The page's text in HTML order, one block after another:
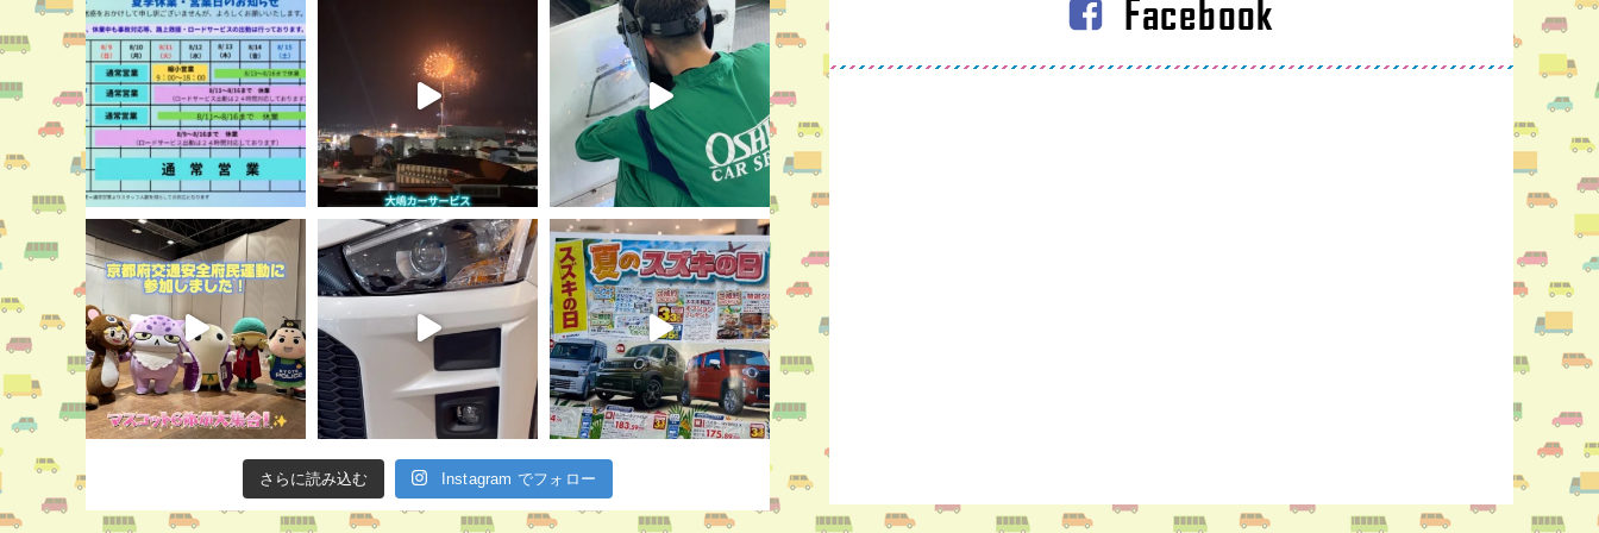
さらに読み込む Instagram でフォロー